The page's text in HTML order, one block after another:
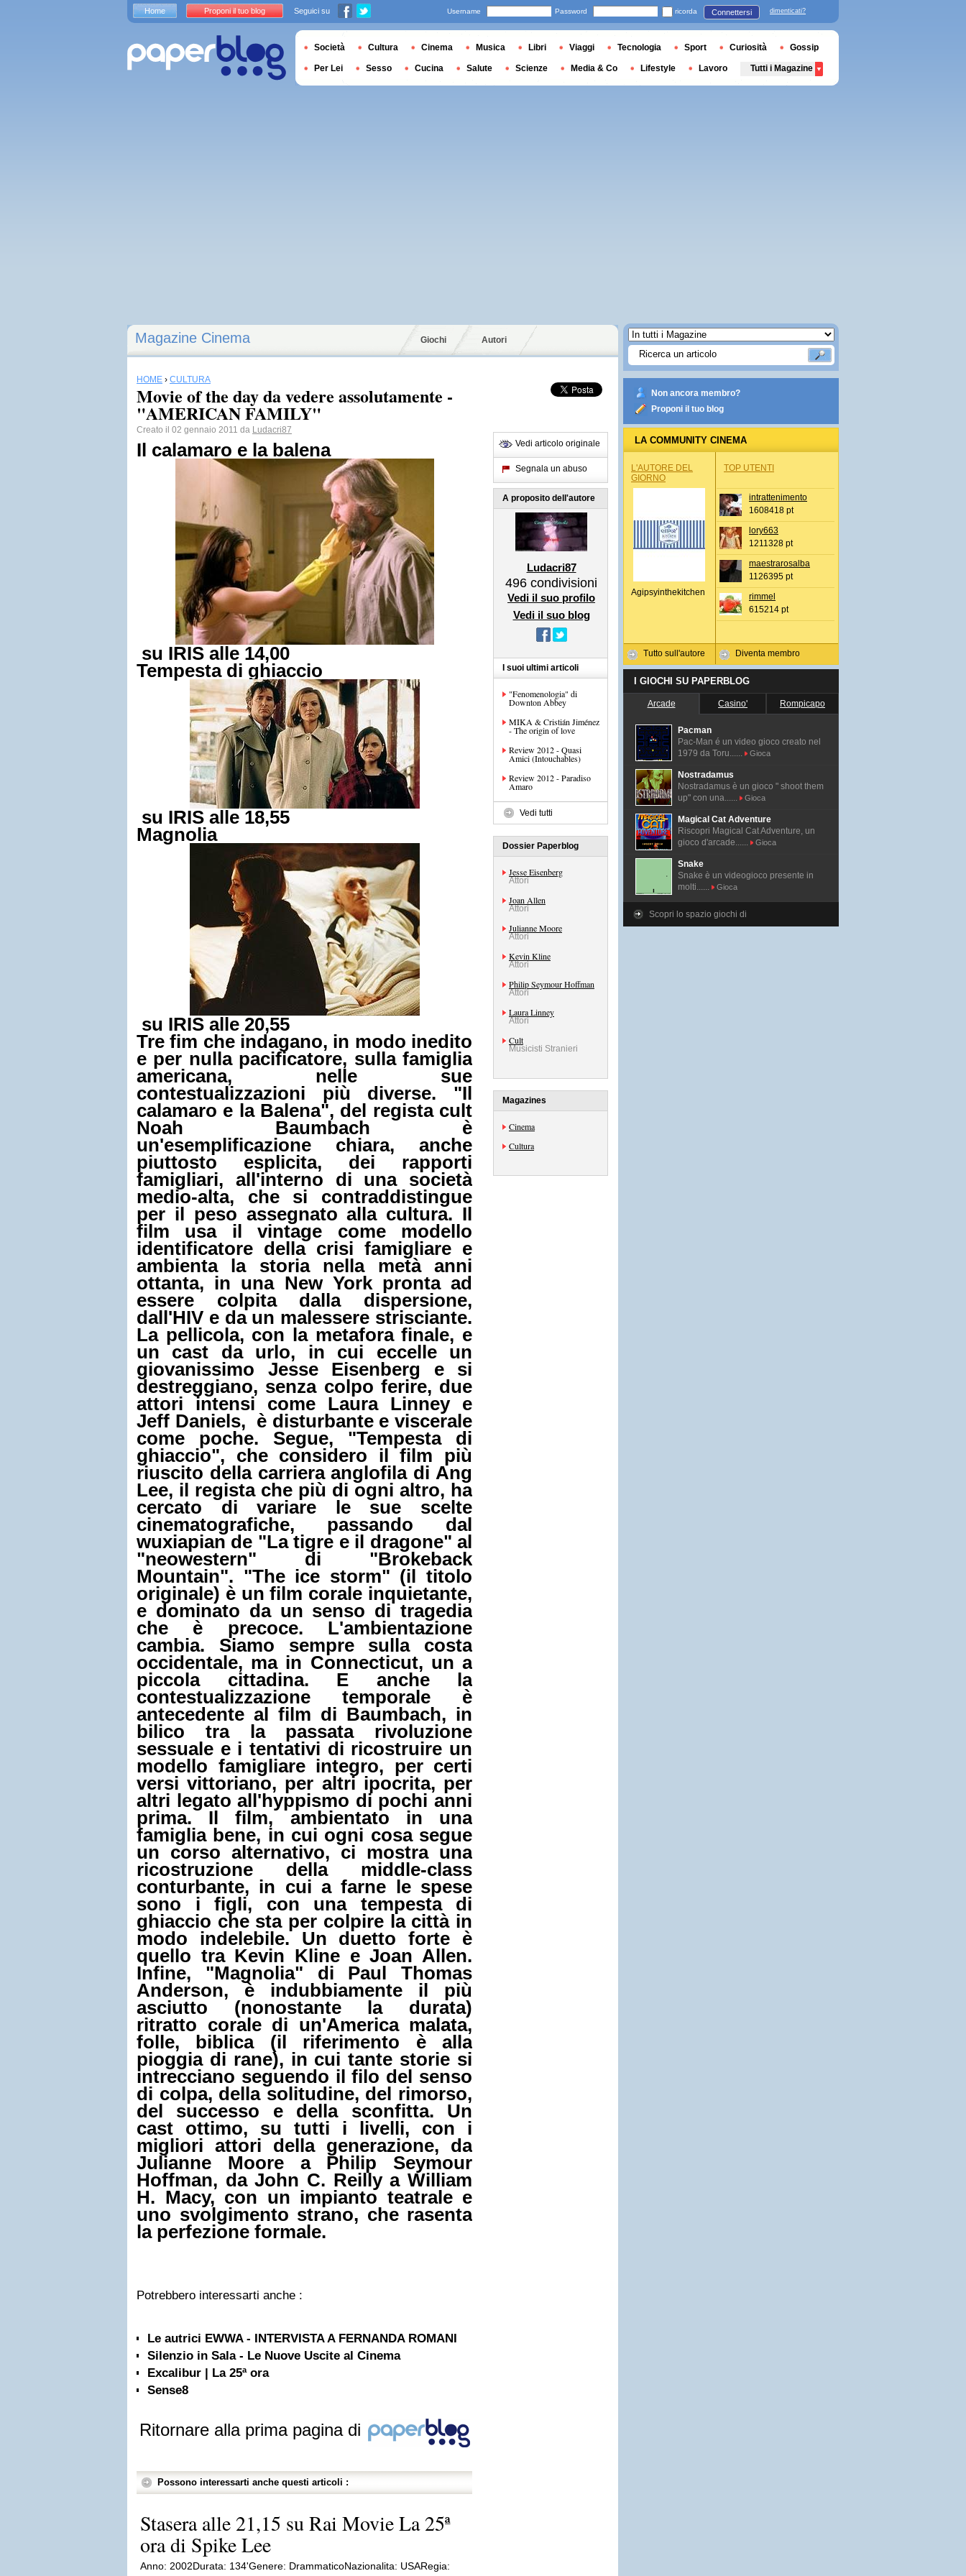
Magazine Cinema Giochi Autori
HOME › CULTURA
Movie of the day da vedere assolutamente -
"AMERICAN FAMILY"
Creato il 02 gennaio 2011 da Ludacri87
Il calamaro e la balena
su IRIS alle 14,00
Tempesta di ghiaccio
su IRIS alle 18,55
Magnolia
su IRIS alle 20,55
Tre fim che indagano, in modo inedito
e per nulla pacificatore, sulla famiglia
americana, nelle sue
contestualizzazioni più diverse. "Il
calamaro e la Balena", del regista cult
Noah Baumbach è
un'esemplificazione chiara, anche
piuttosto esplicita, dei rapporti
famigliari, all'interno di una società
medio-alta, che si contraddistingue
per il peso assegnato alla cultura. Il
film usa il vintage come modello
identificatore della crisi famigliare e
ambienta la storia nella metà anni
ottanta, in una New York pronta ad
essere colpita dalla dispersione,
dall'HIV e da un malessere strisciante.
La pellicola, con la metafora finale, e
un cast da urlo, in cui eccelle un
giovanissimo Jesse Eisenberg e si
destreggiano, senza colpo ferire, due
attori intensi come Laura Linneye
Jeff Daniels, è disturbante e viscerale
come poche. Segue, "Tempesta di
ghiaccio", che considero il film più
riuscito della carriera anglofila di Ang
Lee, il regista che più di ogni altro, ha
cercato di variare le sue scelte
cinematografiche, passando dal
wuxiapian de "La tigre e il dragone" al
"neowestern" di "Brokeback
Mountain". "The ice storm" (il titolo
originale) è un film corale inquietante,
e dominato da un senso di tragedia
che è precoce. L'ambientazione
cambia. Siamo sempre sulla costa
occidentale, ma in Connecticut, un a
piccola cittadina. E anche la
contestualizzazione temporale è
antecedente al film di Baumbach, in
bilico tra la passata rivoluzione
sessuale e i tentativi di ricostruire un
modello famigliare integro, per certi
versi vittoriano, per altri ipocrita, per
altri legato all'hyppismo di pochi anni
prima. Il film, ambientato in una
famiglia bene, in cui ogni cosa segue
un corso alternativo, ci mostra una
ricostruzione della middle-class
conturbante, in cui a farne le spese
sono i figli, con una tempesta di
ghiaccio che sta per colpire la città in
modo indelebile. Un duetto forte è
quello tra Kevin Kline eJoan Allen.
Infine, "Magnolia" di Paul Thomas
Anderson, è indubbiamente il più
asciutto (nonostante la durata)
ritratto corale di un'America malata,
folle, biblica (il riferimento è alla
pioggia di rane), in cui tante storie si
intrecciano seguendo il filo del senso
di colpa, della solitudine, del rimorso,
del successo e della sconfitta. Un
cast ottimo, su tutti i livelli, con i
migliori attori della generazione, da
Julianne Moorea Philip Seymour
Hoffman, da John C. Reilly a William
H. Macy, con un impianto teatrale e
uno svolgimento strano, che rasenta
la perfezione formale.
Potrebbero interessarti anche :
Le autrici EWWA - INTERVISTA A FERNANDA ROMANI
Silenzio in Sala - Le Nuove Uscite al Cinema
Excalibur | La 25ª ora
Sense8
Ritornare alla prima pagina di
Possono interessarti anche questi articoli :
Stasera alle 21,15 su Rai Movie La 25ª
ora di Spike Lee
Anno: 2002Durata: 134'Genere: DrammaticoNazionalita: USARegia:
Vedi articolo originale
Segnala un abuso
A proposito dell'autore
Ludacri87
496 condivisioni
Vedi il suo profilo
Vedi il suo blog
I suoi ultimi articoli
"Fenomenologia" di
Downton Abbey
MIKA & Cristián Jiménez
- The origin of love
Review 2012 - Quasi
Amici (Intouchables)
Review 2012 - Paradiso
Amaro
Vedi tutti
Dossier Paperblog
Jesse Eisenberg
Attori
Joan Allen
Attori
Julianne Moore
Attori
Kevin Kline
Attori
Philip Seymour Hoffman
Attori
Laura Linney
Attori
Cult
Musicisti Stranieri
Magazines
Cinema
Cultura
Non ancora membro?
Proponi il tuo blog
LA COMMUNITY CINEMA
L'AUTORE DEL
GIORNO
Agipsyinthekitchen
Tutto sull'autore
TOP UTENTI
intrattenimento
1608418 pt
lory663
1211328 pt
maestrarosalba
1126395 pt
rimmel
615214 pt
Diventa membro
I GIOCHI SU PAPERBLOG
Arcade Casino' Rompicapo
Pacman
Pac-Man é un video gioco creato nel
1979 da Toru......
Gioca
Nostradamus
Nostradamus è un gioco " shoot them
up" con una......
Gioca
Magical Cat Adventure
Riscopri Magical Cat Adventure, un
gioco d'arcade......
Gioca
Snake
Snake è un videogioco presente in
molti......
Gioca
Scopri lo spazio giochi di
Home Proponi il tuo blog Seguici su Username Password ricorda Connettersi dimenticati?
Società Cultura Cinema Musica Libri Viaggi Tecnologia Sport Curiosità Gossip
Per Lei Sesso Cucina Salute Scienze Media & Co Lifestyle Lavoro Tutti i Magazine